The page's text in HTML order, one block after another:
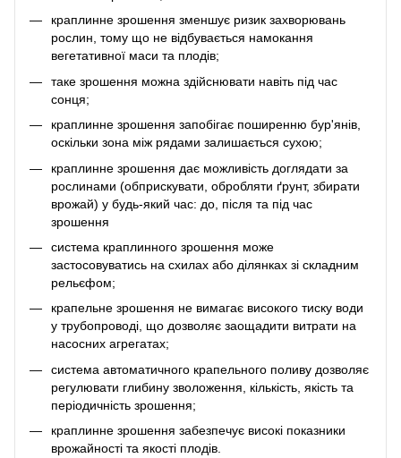
краплинне зрошення зменшує ризик захворювань
рослин, тому що не відбувається намокання
вегетативної маси та плодів;
таке зрошення можна здійснювати навіть під час
сонця;
краплинне зрошення запобігає поширенню бур'янів,
оскільки зона між рядами залишається сухою;
краплинне зрошення дає можливість доглядати за
рослинами (обприскувати, обробляти ґрунт, збирати
врожай) у будь-який час: до, після та під час
зрошення
система краплинного зрошення може
застосовуватись на схилах або ділянках зі складним
рельєфом;
крапельне зрошення не вимагає високого тиску води
у трубопроводі, що дозволяє заощадити витрати на
насосних агрегатах;
система автоматичного крапельного поливу дозволяє
регулювати глибину зволоження, кількість, якість та
періодичність зрошення;
краплинне зрошення забезпечує високі показники
врожайності та якості плодів.